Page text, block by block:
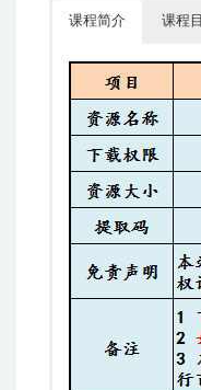
课程简介 课程